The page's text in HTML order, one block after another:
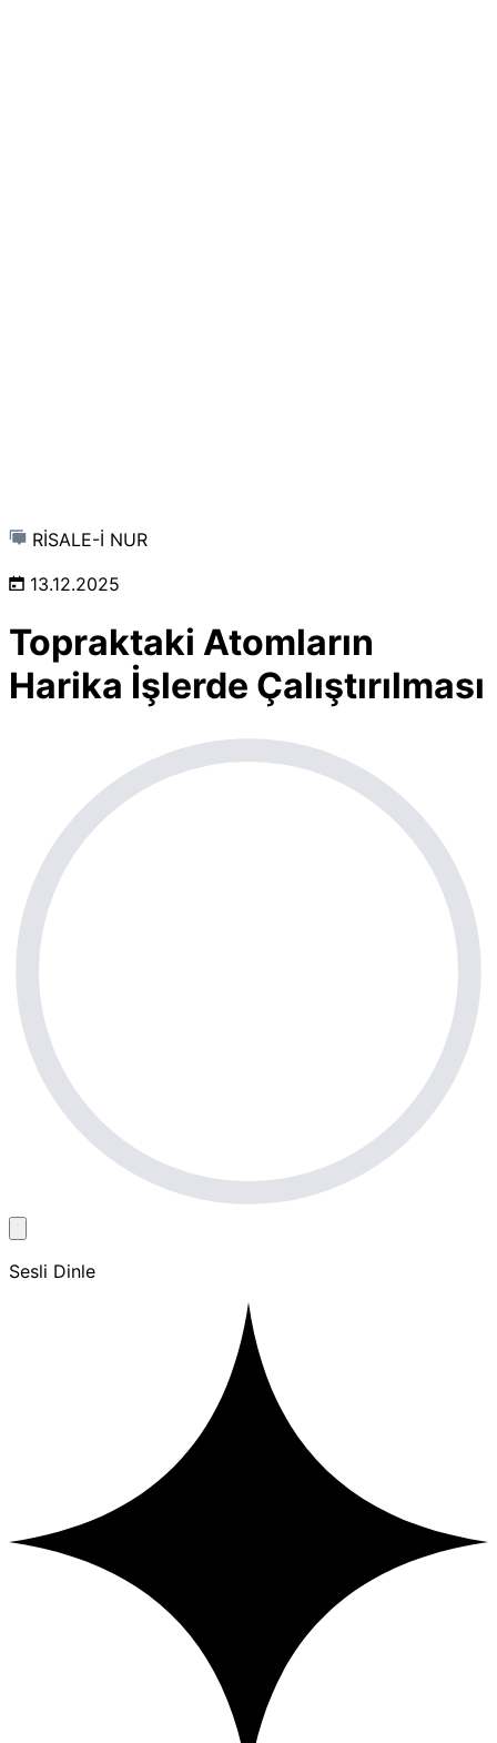
RİSALE-İ NUR
13.12.2025
Topraktaki Atomların
Harika İşlerde Çalıştırılması
Sesli Dinle